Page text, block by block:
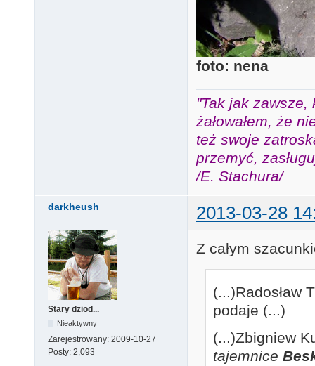
foto: nena
"Tak jak zawsze,
żałowałem, że
też swoje
przemyć,
/E. Stachura/
darkheush 2013-03-28
Stary dziod...
Nieaktywny
Zarejestrowany: 2009-10-27
Posty: 2,093
Z całym
(...)Radosław
podaje (...)
(...)Zbigniew
tajemnice